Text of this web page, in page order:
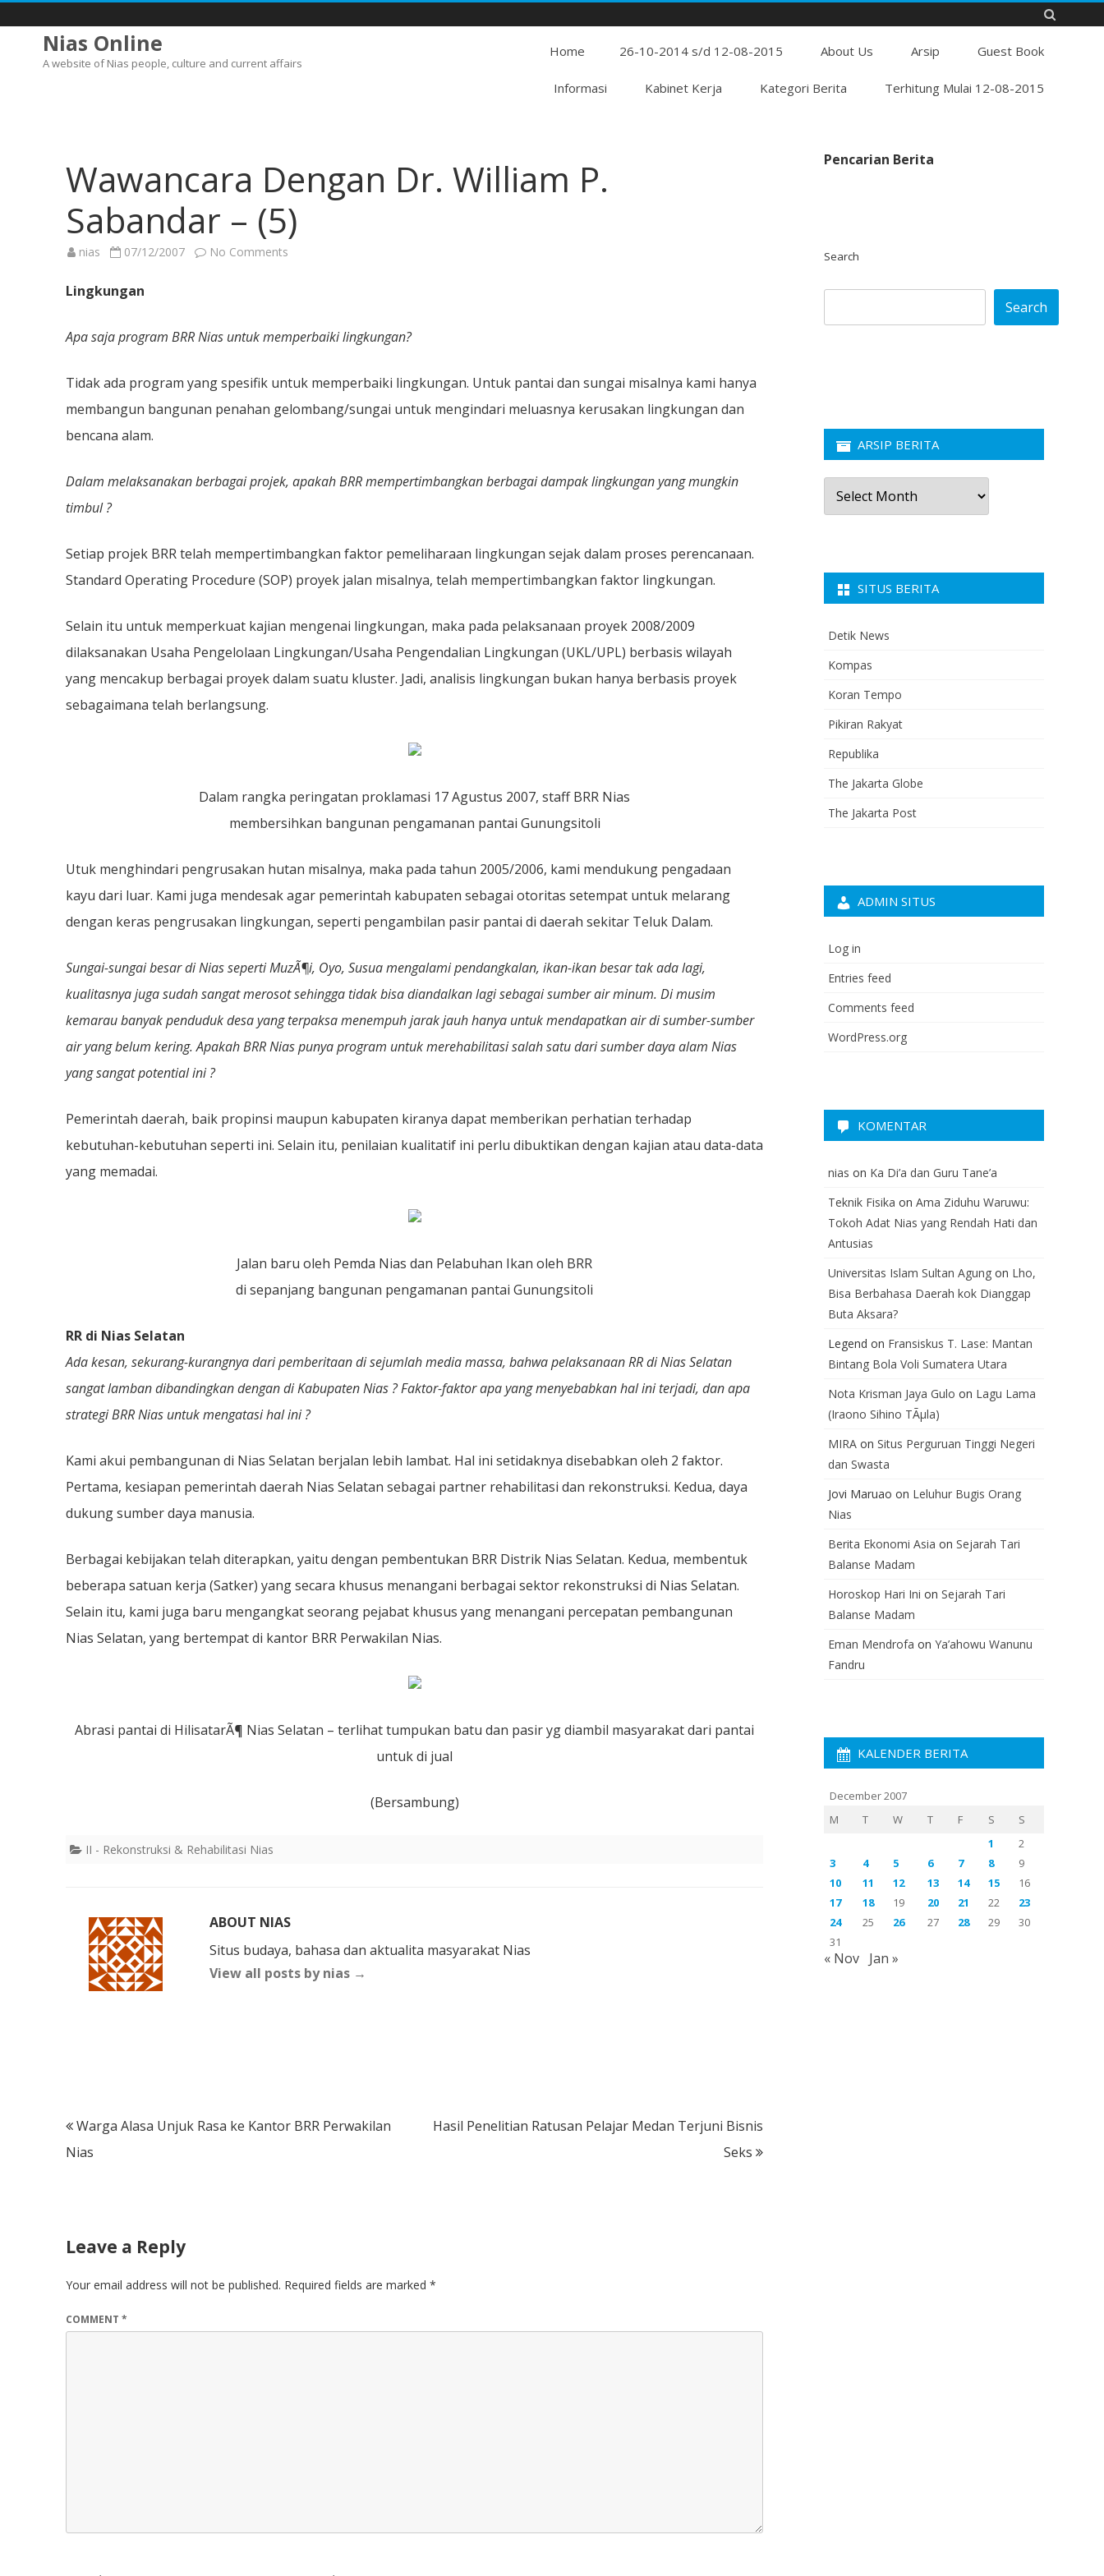
Nias Online
A website of Nias people, culture and current affairs
to
Home 26-10-2014 s/d 12-08-2015 About Us Arsip Guest Book
Informasi Kabinet Kerja Kategori Berita Terhitung Mulai 12-08-2015
Wawancara Dengan Dr. William P.
Sabandar – (5)
nias 07/12/2007 No Comments
–
(5)
Lingkungan
Apa saja program BRR Nias untuk memperbaiki lingkungan?
Tidak ada program yang spesifik untuk memperbaiki lingkungan. Untuk pantai dan sungai misalnya kami hanya
membangun bangunan penahan gelombang/sungai untuk mengindari meluasnya kerusakan lingkungan dan
bencana alam.
Dalam melaksanakan berbagai projek, apakah BRR mempertimbangkan berbagai dampak lingkungan yang mungkin
timbul ?
Setiap projek BRR telah mempertimbangkan faktor pemeliharaan lingkungan sejak dalam proses perencanaan.
Standard Operating Procedure (SOP) proyek jalan misalnya, telah mempertimbangkan faktor lingkungan.
Selain itu untuk memperkuat kajian mengenai lingkungan, maka pada pelaksanaan proyek 2008/2009
dilaksanakan Usaha Pengelolaan Lingkungan/Usaha Pengendalian Lingkungan (UKL/UPL) berbasis wilayah
yang mencakup berbagai proyek dalam suatu kluster. Jadi, analisis lingkungan bukan hanya berbasis proyek
sebagaimana telah berlangsung.
Dalam rangka peringatan proklamasi 17 Agustus 2007, staff BRR Nias
membersihkan bangunan pengamanan pantai Gunungsitoli
Utuk menghindari pengrusakan hutan misalnya, maka pada tahun 2005/2006, kami mendukung pengadaan
kayu dari luar. Kami juga mendesak agar pemerintah kabupaten sebagai otoritas setempat untuk melarang
dengan keras pengrusakan lingkungan, seperti pengambilan pasir pantai di daerah sekitar Teluk Dalam.
Sungai-sungai besar di Nias seperti MuzÃ¶i, Oyo, Susua mengalami pendangkalan, ikan-ikan besar tak ada lagi,
kualitasnya juga sudah sangat merosot sehingga tidak bisa diandalkan lagi sebagai sumber air minum. Di musim
kemarau banyak penduduk desa yang terpaksa menempuh jarak jauh hanya untuk mendapatkan air di sumber-sumber
air yang belum kering. Apakah BRR Nias punya program untuk merehabilitasi salah satu dari sumber daya alam Nias
yang sangat potential ini ?
Pemerintah daerah, baik propinsi maupun kabupaten kiranya dapat memberikan perhatian terhadap
kebutuhan-kebutuhan seperti ini. Selain itu, penilaian kualitatif ini perlu dibuktikan dengan kajian atau data-data
yang memadai.
Jalan baru oleh Pemda Nias dan Pelabuhan Ikan oleh BRR
di sepanjang bangunan pengamanan pantai Gunungsitoli
RR di Nias Selatan
Ada kesan, sekurang-kurangnya dari pemberitaan di sejumlah media massa, bahwa pelaksanaan RR di Nias Selatan
sangat lamban dibandingkan dengan di Kabupaten Nias ? Faktor-faktor apa yang menyebabkan hal ini terjadi, dan apa
strategi BRR Nias untuk mengatasi hal ini ?
Kami akui pembangunan di Nias Selatan berjalan lebih lambat. Hal ini setidaknya disebabkan oleh 2 faktor.
Pertama, kesiapan pemerintah daerah Nias Selatan sebagai partner rehabilitasi dan rekonstruksi. Kedua, daya
dukung sumber daya manusia.
Berbagai kebijakan telah diterapkan, yaitu dengan pembentukan BRR Distrik Nias Selatan. Kedua, membentuk
beberapa satuan kerja (Satker) yang secara khusus menangani berbagai sektor rekonstruksi di Nias Selatan.
Selain itu, kami juga baru mengangkat seorang pejabat khusus yang menangani percepatan pembangunan
Nias Selatan, yang bertempat di kantor BRR Perwakilan Nias.
Abrasi pantai di HilisatarÃ¶ Nias Selatan – terlihat tumpukan batu dan pasir yg diambil masyarakat dari pantai
untuk di jual
(Bersambung)
II - Rekonstruksi & Rehabilitasi Nias
ABOUT NIAS
Situs budaya, bahasa dan aktualita masyarakat Nias
View all posts by nias →
Post
navigation
Warga Alasa Unjuk Rasa ke Kantor BRR Perwakilan
Nias
Hasil Penelitian Ratusan Pelajar Medan Terjuni Bisnis
Seks
Leave a Reply
Your email address will not be published. Required fields are marked *
COMMENT *
Pencarian Berita
Search
Search
ARSIP BERITA
Arsip
Berita
SITUS BERITA
Detik News
Kompas
Koran Tempo
Pikiran Rakyat
Republika
The Jakarta Globe
The Jakarta Post
ADMIN SITUS
Log in
Entries feed
Comments feed
WordPress.org
KOMENTAR
nias on Ka Di’a dan Guru Tane’a
Teknik Fisika on Ama Ziduhu Waruwu:
Tokoh Adat Nias yang Rendah Hati dan
Antusias
Universitas Islam Sultan Agung on Lho,
Bisa Berbahasa Daerah kok Dianggap
Buta Aksara?
Legend on Fransiskus T. Lase: Mantan
Bintang Bola Voli Sumatera Utara
Nota Krisman Jaya Gulo on Lagu Lama
(Iraono Sihino TÃµla)
MIRA on Situs Perguruan Tinggi Negeri
dan Swasta
Jovi Maruao on Leluhur Bugis Orang
Nias
Berita Ekonomi Asia on Sejarah Tari
Balanse Madam
Horoskop Hari Ini on Sejarah Tari
Balanse Madam
Eman Mendrofa on Ya’ahowu Wanunu
Fandru
KALENDER BERITA
December 2007
M
T W T F S
S
1
2
3
4 5 6 7 8
9
10
11 12 13 14 15
16
17
18 19 20 21 22
23
24
25 26 27 28 29
30
31
« Nov Jan »